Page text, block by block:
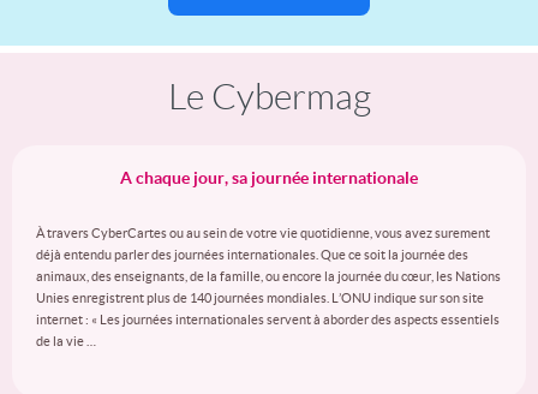
Le Cybermag
A chaque jour, sa journée internationale
À travers CyberCartes ou au sein de votre vie quotidienne, vous avez surement
déjà entendu parler des journées internationales. Que ce soit la journée des
animaux, des enseignants, de la famille, ou encore la journée du cœur, les Nations
Unies enregistrent plus de 140 journées mondiales. L’ONU indique sur son site
internet : « Les journées internationales servent à aborder des aspects essentiels
de la vie …